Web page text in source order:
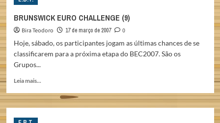
BRUNSWICK
E.C.
2007
BRUNSWICK EURO CHALLENGE (9)
Bira Teodoro 17 de março de 2007
0
Hoje, sábado, os participantes jogam as últimas chances de se
classificarem para a próxima etapa do BEC2007. São os
Grupos...
Leia mais...
about
BRUNSWICK